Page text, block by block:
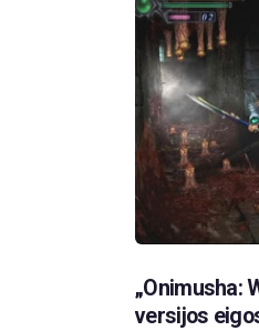
„Onimusha:
versijos